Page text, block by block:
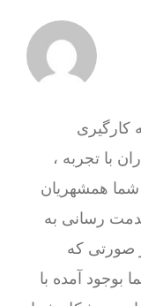
کارگیری
با تجربه ،
سال در کنار شما همشهریان
رسانی به
در صورتی که
آمده با